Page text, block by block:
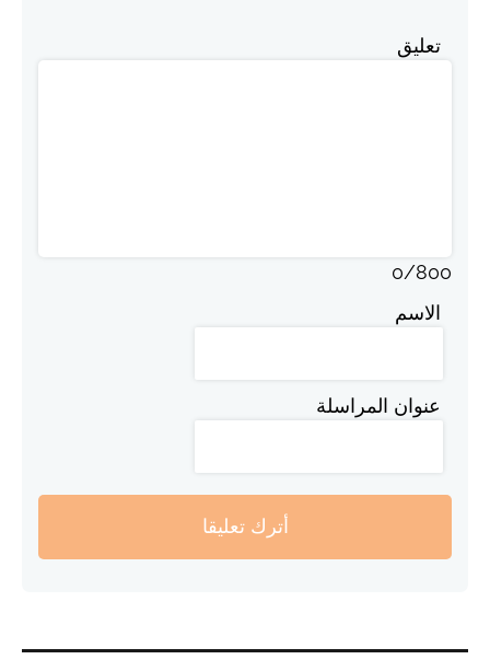
تعليق
0/800
الاسم
عنوان المراسلة
أترك تعليقا